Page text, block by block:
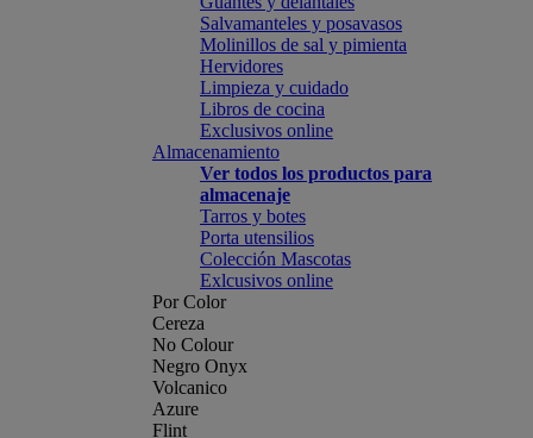
Salvamanteles y posavasos
Molinillos de sal y pimienta
Hervidores
Limpieza y cuidado
Libros de cocina
Exclusivos online
Almacenamiento
Ver todos los productos para
almacenaje
Tarros y botes
Porta utensilios
Colección Mascotas
Exlcusivos online
Por Color
Cereza
No Colour
Negro Onyx
Volcanico
Azure
Flint